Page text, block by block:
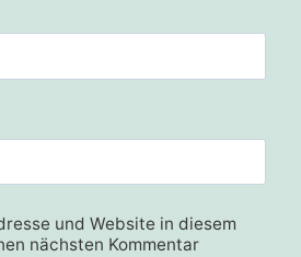
und Website in diesem
nächsten Kommentar